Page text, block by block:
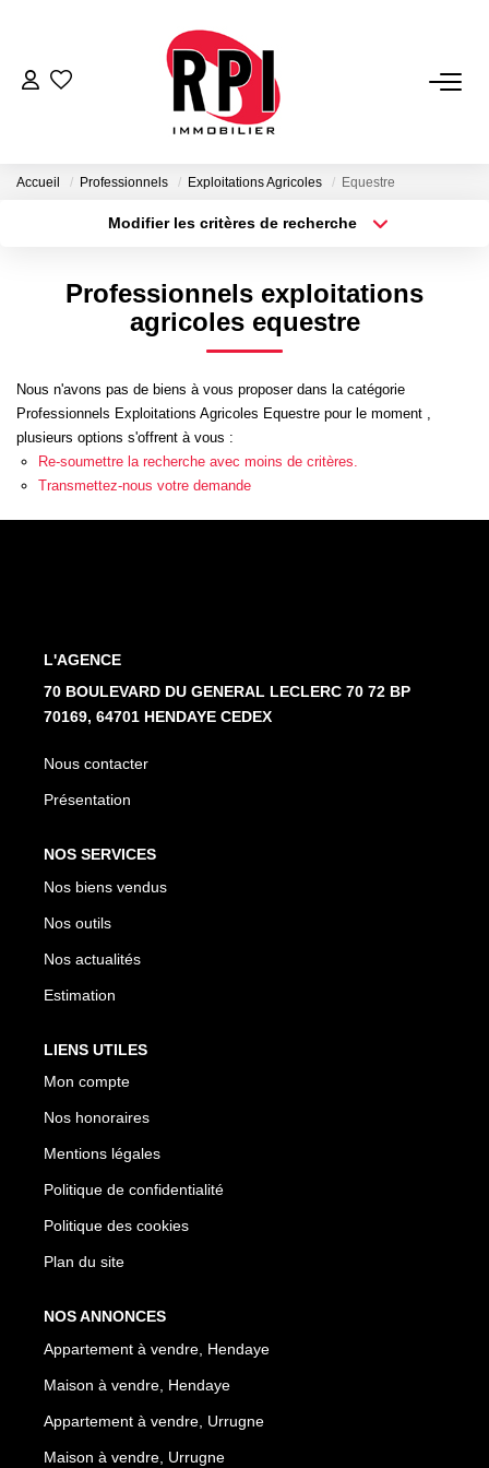
VENTES
LOCATIONS
NOS SERVICES
Estimation
Biens Vendus
Gestion
Expertise Immobilière
Accueil Professionnels Exploitations Agricoles Equestre
Modifier les critères de recherche
Type de bien
Surface min
Créer une alerte
Professionnels exploitations
agricoles equestre
Nous n'avons pas de biens à vous proposer dans la catégorie
Professionnels Exploitations Agricoles Equestre pour le moment ,
plusieurs options s'offrent à vous :
Re-soumettre la recherche avec moins de critères.
Transmettez-nous votre demande
L'AGENCE
70 BOULEVARD DU GENERAL LECLERC 70 72 BP
70169, 64701 HENDAYE CEDEX
Nous contacter
Présentation
NOS SERVICES
Nos biens vendus
Nos outils
Nos actualités
Estimation
LIENS UTILES
Mon compte
Nos honoraires
Mentions légales
Politique de confidentialité
Politique des cookies
Plan du site
NOS ANNONCES
Appartement à vendre, Hendaye
Maison à vendre, Hendaye
Appartement à vendre, Urrugne
Maison à vendre, Urrugne